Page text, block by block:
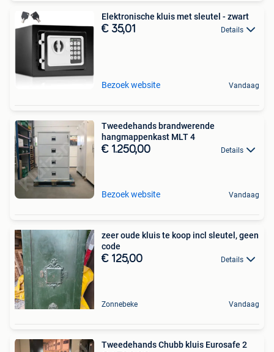
Elektronische kluis met sleutel - zwart
€ 35,01 Details
Bezoek website Vandaag
Tweedehands brandwerende
hangmappenkast MLT 4
€ 1.250,00 Details
Bezoek website Vandaag
zeer oude kluis te koop incl sleutel, geen
code
€ 125,00 Details
Zonnebeke Vandaag
Tweedehands Chubb kluis Eurosafe 2